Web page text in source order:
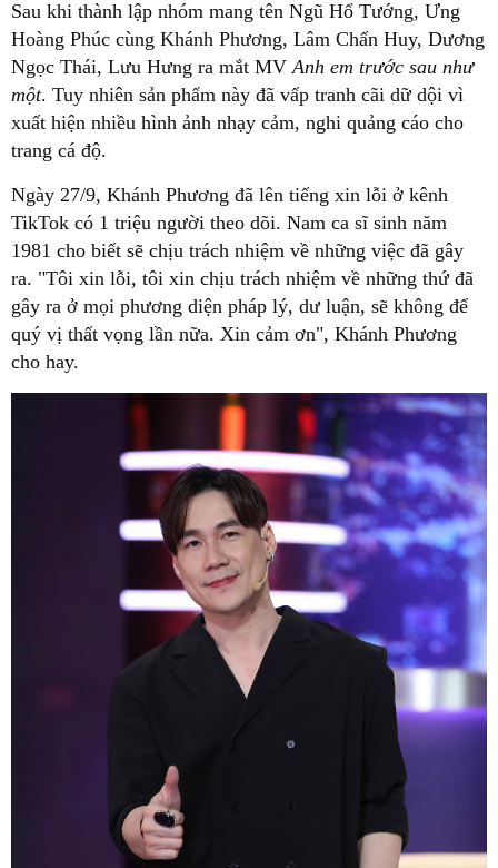
Sau khi thành lập nhóm mang tên Ngũ Hổ Tướng, Ưng
Hoàng Phúc cùng Khánh Phương, Lâm Chấn Huy, Dương
Ngọc Thái, Lưu Hưng ra mắt MVAnh em trước sau như
một. Tuy nhiên sản phẩm này đã vấp tranh cãi dữ dội vì
xuất hiện nhiều hình ảnh nhạy cảm, nghi quảng cáo cho
trang cá độ.
Ngày 27/9, Khánh Phương đã lên tiếng xin lỗi ở kênh
TikTok có 1 triệu người theo dõi. Nam ca sĩ sinh năm
1981 cho biết sẽ chịu trách nhiệm về những việc đã gây
ra. "Tôi xin lỗi, tôi xin chịu trách nhiệm về những thứ đã
gây ra ở mọi phương diện pháp lý, dư luận, sẽ không để
quý vị thất vọng lần nữa. Xin cảm ơn", Khánh Phương
cho hay.